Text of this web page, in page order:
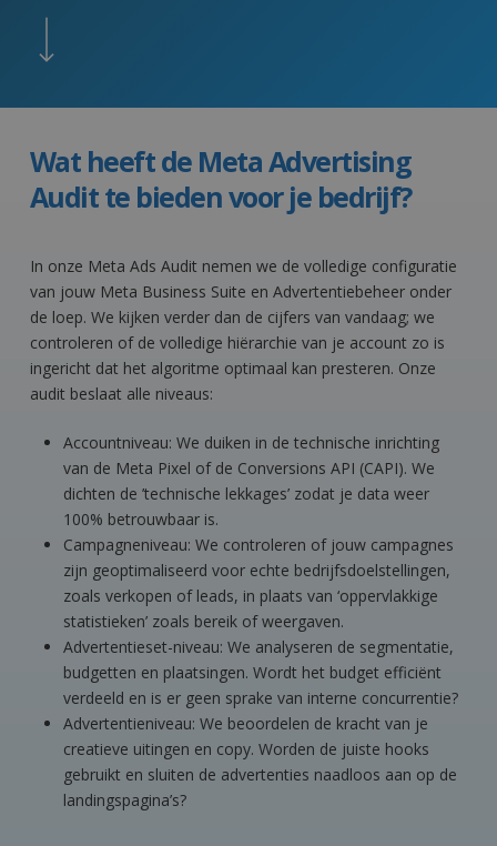
Wat heeft de Meta Advertising
Audit te bieden voor je bedrijf?
In onze Meta Ads Audit nemen we de volledige configuratie
van jouw Meta Business Suite en Advertentiebeheer onder
de loep. We kijken verder dan de cijfers van vandaag; we
controleren of de volledige hiërarchie van je account zo is
ingericht dat het algoritme optimaal kan presteren. Onze
audit beslaat alle niveaus:
Accountniveau: We duiken in de technische inrichting
van de Meta Pixel of de Conversions API (CAPI). We
dichten de ’technische lekkages’ zodat je data weer
100% betrouwbaar is.
Campagneniveau: We controleren of jouw campagnes
zijn geoptimaliseerd voor echte bedrijfsdoelstellingen,
zoals verkopen of leads, in plaats van ‘oppervlakkige
statistieken’ zoals bereik of weergaven.
Advertentieset-niveau: We analyseren de segmentatie,
budgetten en plaatsingen. Wordt het budget efficiënt
verdeeld en is er geen sprake van interne concurrentie?
Advertentieniveau: We beoordelen de kracht van je
creatieve uitingen en copy. Worden de juiste hooks
gebruikt en sluiten de advertenties naadloos aan op de
landingspagina’s?